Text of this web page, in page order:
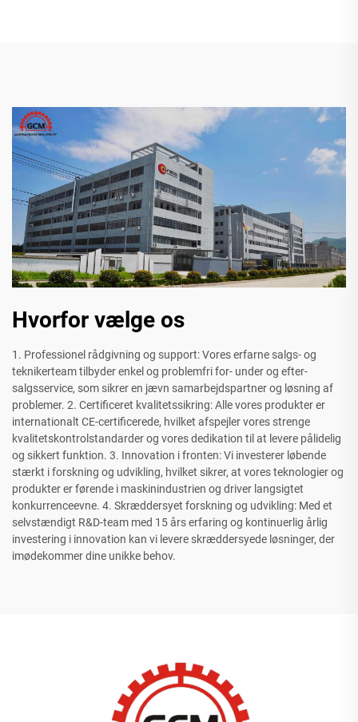
Hvorfor vælge os
1. Professionel rådgivning og support: Vores erfarne salgs- og
teknikerteam tilbyder enkel og problemfri for- under og efter-
salgsservice, som sikrer en jævn samarbejdspartner og løsning af
problemer. 2. Certificeret kvalitetssikring: Alle vores produkter er
internationalt CE-certificerede, hvilket afspejler vores strenge
kvalitetskontrolstandarder og vores dedikation til at levere pålidelig
og sikkert funktion. 3. Innovation i fronten: Vi investerer løbende
stærkt i forskning og udvikling, hvilket sikrer, at vores teknologier og
produkter er førende i maskinindustrien og driver langsigtet
konkurrenceevne. 4. Skræddersyet forskning og udvikling: Med et
selvstændigt R&D-team med 15 års erfaring og kontinuerlig årlig
investering i innovation kan vi levere skræddersyede løsninger, der
imødekommer dine unikke behov.